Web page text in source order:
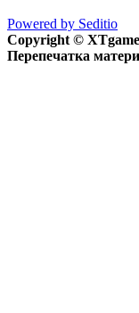
Powered by Seditio
Copyright ©
Перепечатка